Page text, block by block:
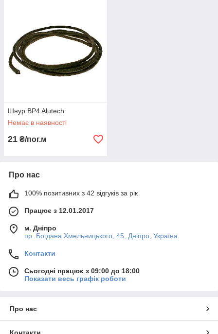
Шнур BP4 Alutech
Немає в наявності
21 ₴/пог.м
Про нас
100% позитивних з 42 відгуків за рік
Працює з 12.01.2017
м. Дніпро
пр. Богдана Хмельницького, 45, Дніпро, Україна
Контакти
Сьогодні працює з 09:00 до 18:00
Показати весь графік роботи
Про нас